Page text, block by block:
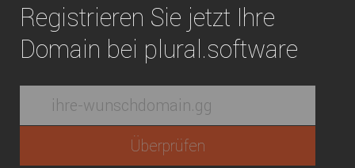
Registrieren Sie jetzt Ihre
Domain bei plural.software